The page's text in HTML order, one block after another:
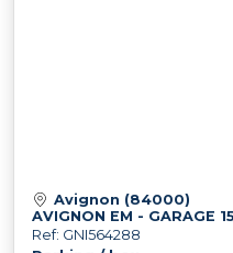
Avignon (84000)
AVIGNON EM - GARAGE
Ref: GNI564288